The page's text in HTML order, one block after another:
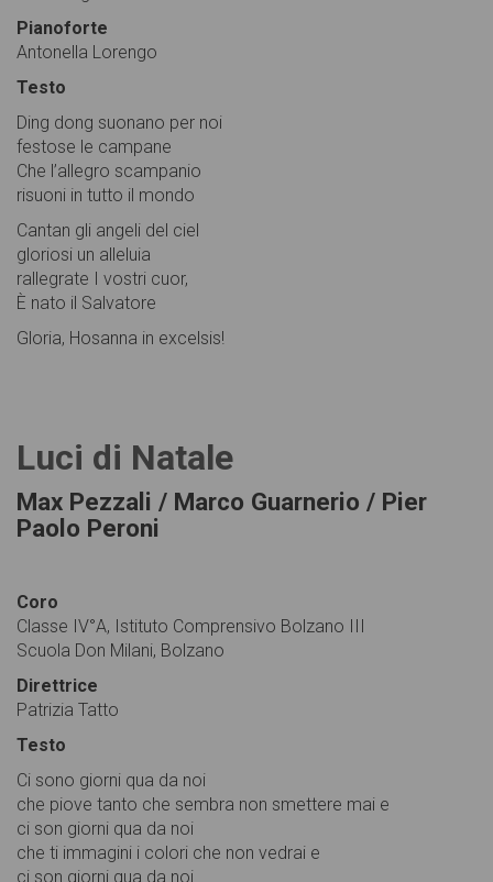
Pianoforte
Antonella Lorengo
Testo
Ding dong suonano per noi
festose le campane
Che l’allegro scampanio
risuoni in tutto il mondo
Cantan gli angeli del ciel
gloriosi un alleluia
rallegrate I vostri cuor,
È nato il Salvatore
Gloria, Hosanna in excelsis!
Luci di Natale
Max Pezzali / Marco Guarnerio / Pier
Paolo Peroni
Coro
Classe IV°A, Istituto Comprensivo Bolzano III
Scuola Don Milani, Bolzano
Direttrice
Patrizia Tatto
Testo
Ci sono giorni qua da noi
che piove tanto che sembra non smettere mai e
ci son giorni qua da noi
che ti immagini i colori che non vedrai e
ci son giorni qua da noi